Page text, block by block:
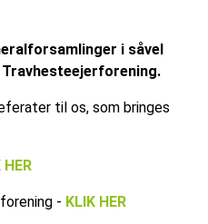
i såvel
Travhesteejerforening.
til os, som bringes
HER
- KLIK HER